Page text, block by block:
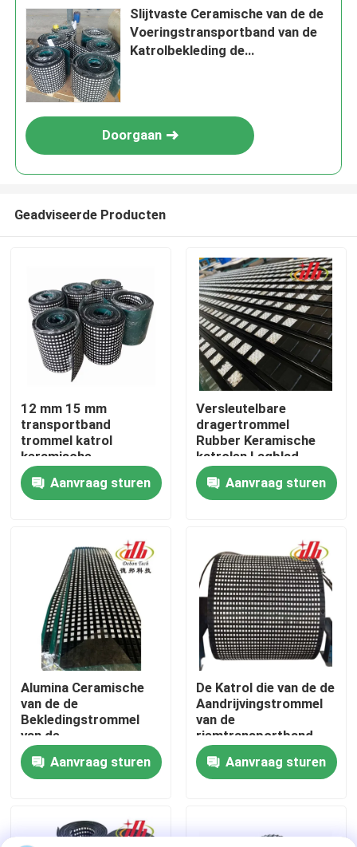
Producten
Videos
Fabrieksreis
Kwaliteitscontrole
Contacteer ons
nieuws
Alumina Ceramische Voering
Slijtvaste Ceramische van de de
Voeringstransportband van de
Katrolbekleding de
Doorgaan
Geadviseerde Producten
12 mm 15 mm
transportband
trommel katrol
keramische
achterstand
Aanvraag sturen
Versleutelbare
dragertrommel
Rubber Keramische
katrolen Lagblad
Aanvraag sturen
Alumina Ceramische
van de de
Bekledingstrommel
van de
Transportbandkatrol
de Katrol
Rubberbekleding
Aanvraag sturen
De Katrol die van de de
Aandrijvingstrommel
van de
riemtransportband
het Ceramische
Rubbermateriaal van
de Katrolbekleding
Aanvraag sturen